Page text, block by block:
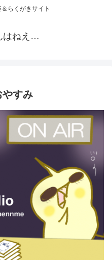
らくがきサイト
はねえ…
すみ